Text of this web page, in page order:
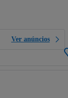
Ver anúncios